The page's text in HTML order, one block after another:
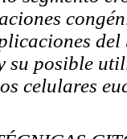
su posible
celulares